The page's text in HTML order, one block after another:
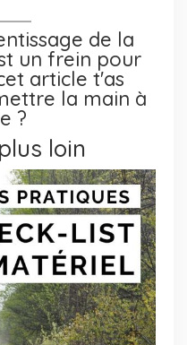
de la
un frein pour
article t'as
la main à
?
loin